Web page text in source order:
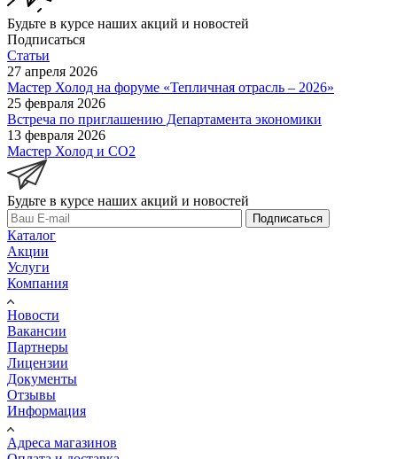
Будьте в курсе наших акций и новостей
Подписаться
Статьи
27 апреля 2026
Мастер Холод на форуме «Тепличная отрасль – 2026»
25 февраля 2026
Встреча по приглашению Департамента экономики
13 февраля 2026
Мастер Холод и CO2
Будьте в курсе наших акций и новостей
Подписаться
Каталог
Акции
Услуги
Компания
Новости
Вакансии
Партнеры
Лицензии
Документы
Отзывы
Информация
Адреса магазинов